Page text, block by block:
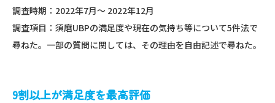
調査時期：2022年7月〜 2022年12月
調査項目：須磨UBPの満足度や現在の気持ち等について5件法で
尋ねた。一部の質問に関しては、その理由を自由記述で尋ねた。
9割以上が満足度を最高評価